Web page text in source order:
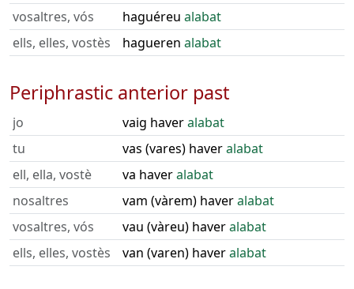
vosaltres, vós
haguéreu alabat
ells, elles, vostès
hagueren alabat
Periphrastic anterior past
jo vaig haveralabat
tu
vas (vares) haveralabat
ell, ella, vostè
va haveralabat
nosaltres
vam (vàrem) haveralabat
vosaltres, vós
vau (vàreu) haveralabat
ells, elles, vostès
van (varen) haveralabat